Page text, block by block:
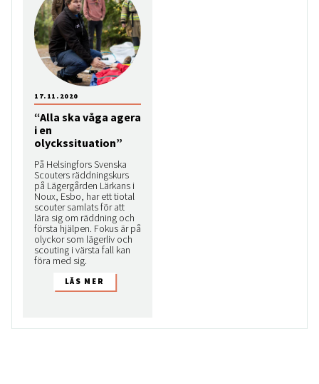
“Alla ska våga agera
i en
olyckssituation”
På Helsingfors Svenska
Scouters räddningskurs
på Lägergården Lärkans i
Noux, Esbo, har ett tiotal
scouter samlats för att
lära sig om räddning och
första hjälpen. Fokus är på
olyckor som lägerliv och
scouting i värsta fall kan
föra med sig.
17.11.2020